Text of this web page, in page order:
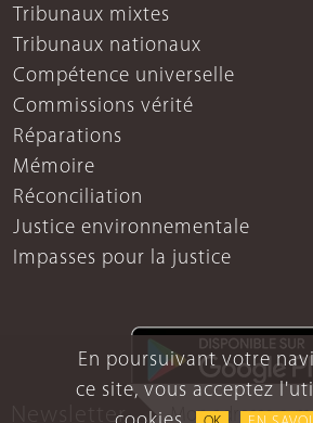
En poursuivant votre
ce site, vous acceptez
Tribunaux mixtes
Tribunaux nationaux
Compétence universelle
Commissions vérité
Réparations
Mémoire
Réconciliation
Justice environnementale
Impasses pour la justice
Newsletter